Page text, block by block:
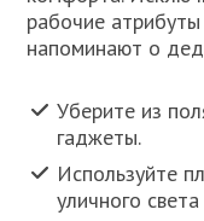
рабочие
напоминают о
Уберите из
гаджеты.
Используйте
уличного